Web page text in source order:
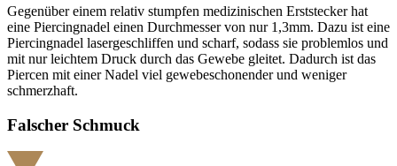
Gegenüber einem relativ stumpfen medizinischen Erststecker hat
eine Piercingnadel einen Durchmesser von nur 1,3mm. Dazu ist eine
Piercingnadel lasergeschliffen und scharf, sodass sie problemlos und
mit nur leichtem Druck durch das Gewebe gleitet. Dadurch ist das
Piercen mit einer Nadel viel gewebeschonender und weniger
schmerzhaft.
Falscher Schmuck